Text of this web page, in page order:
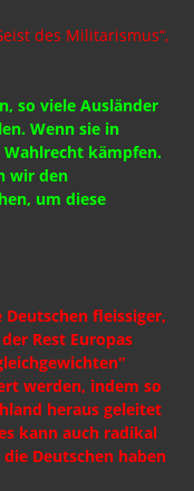
des Militarismus“,
so viele Ausländer
Wenn sie in
kämpfen.
wir den
um diese
fleissiger,
Rest Europas
werden, indem so
heraus geleitet
kann auch radikal
Deutschen haben